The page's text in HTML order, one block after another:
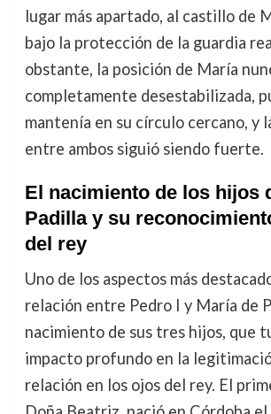
lugar más apartado, al castillo de
bajo la protección de la guardia
obstante, la posición de María
completamente desestabilizada,
mantenía en su círculo cercano, y
entre ambos siguió siendo fuerte.
El nacimiento de los hijos
Padilla y su
del rey
Uno de los aspectos más
relación entre Pedro I y María de
nacimiento de sus tres hijos, que
impacto profundo en la
relación en los ojos del rey. El